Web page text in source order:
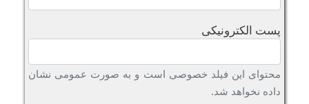
پست الکترونیکی
محتوای این فیلد خصوصی است و به صورت عمومی نشان
داده نخواهد شد.